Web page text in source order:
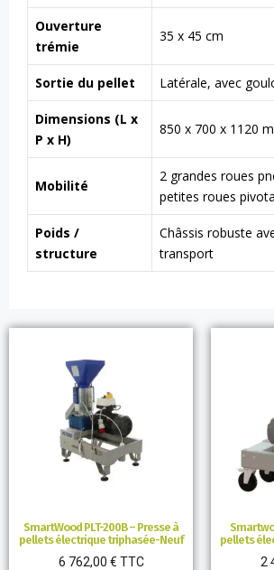
Ouverture
trémie
35 x 45 cm
Sortie du pellet Latérale, avec
Dimensions (L x
P x H)
850 x 700 x 1120
Mobilité
2 grandes roues
petites roues
Poids /
structure
Châssis robuste
transport
SmartWood PLT-200B – Presse à
pellets électrique triphasée-Neuf
6 762,00 € TTC
pellets
2